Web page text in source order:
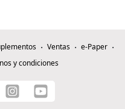
Ventas
e-Paper
y condiciones